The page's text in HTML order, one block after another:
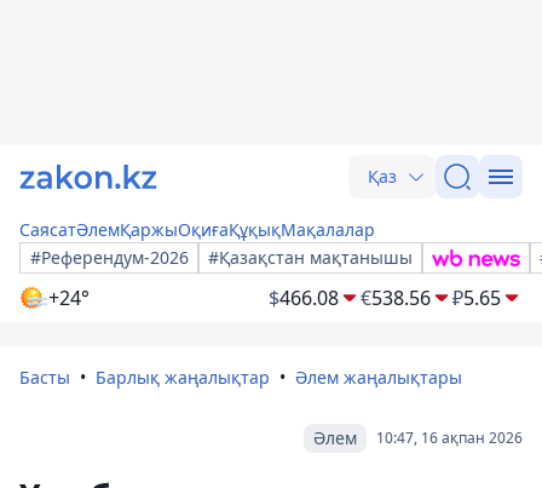
Қаз
СаясатӘлемҚаржыОқиғаҚұқықМақалалар
#Референдум-2026
#Қазақстан мақтанышы
+24° $466.08 €538.56 ₽5.65
Басты Барлық жаңалықтар Әлем жаңалықтары
10:47, 16 ақпан 2026
Әлем